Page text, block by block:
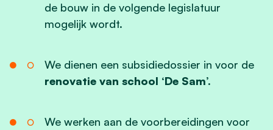
de bouw in de volgende legislatuur
mogelijk wordt.
We dienen een subsidiedossier in voor de
renovatie van school ‘De Sam’.
We werken aan de voorbereidingen voor